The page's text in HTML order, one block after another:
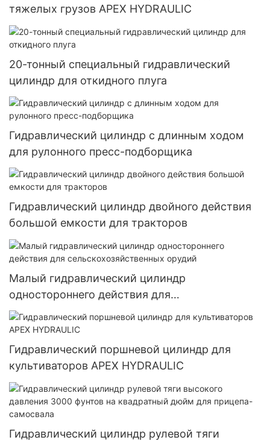
тяжелых грузов APEX HYDRAULIC
20-тонный специальный гидравлический
цилиндр для откидного плуга
Гидравлический цилиндр с длинным ходом
для рулонного пресс-подборщика
Гидравлический цилиндр двойного действия
большой емкости для тракторов
Малый гидравлический цилиндр
одностороннего действия для
сельскохозяйственных орудий
Гидравлический поршневой цилиндр для
культиваторов APEX HYDRAULIC
Гидравлический цилиндр рулевой тяги